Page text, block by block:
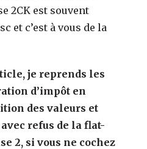
2CK est souvent
et c’est à vous de la
je reprends les
d’impôt en
des valeurs et
refus de la flat-
2, si vous ne cochez